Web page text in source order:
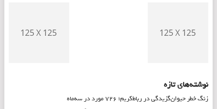
نوشته‌های تازه
زنگ خطر حیوان‌گزیدگی در رباط‌کریم؛ ۷۲۶ مورد در سه‌ماه